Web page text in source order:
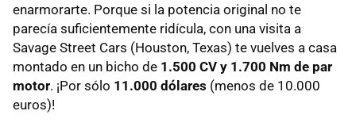
enarmorarte. Porque si la potencia original no te
parecía suficientemente ridícula, con una visita a
Savage Street Cars (Houston, Texas) te vuelves a casa
montado en un bicho de 1.500 CV y 1.700 Nm de par
motor. ¡Por sólo 11.000 dólares (menos de 10.000
euros)!